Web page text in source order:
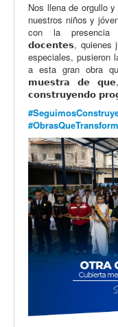
Nos llena de orgullo
nuestros niños y
con la presencia
𝗱𝗼𝗰𝗲𝗻𝘁𝗲𝘀, quienes
especiales, pusieron
a esta gran obra
𝗺𝘂𝗲𝘀𝘁𝗿𝗮 𝗱𝗲
𝗰𝗼𝗻𝘀𝘁𝗿𝘂𝘆𝗲𝗻𝗱𝗼